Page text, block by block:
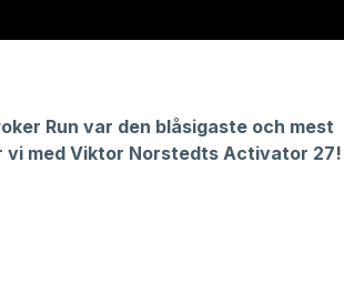
Run var den blåsigaste och mest
vi med Viktor Norstedts Activator 27!